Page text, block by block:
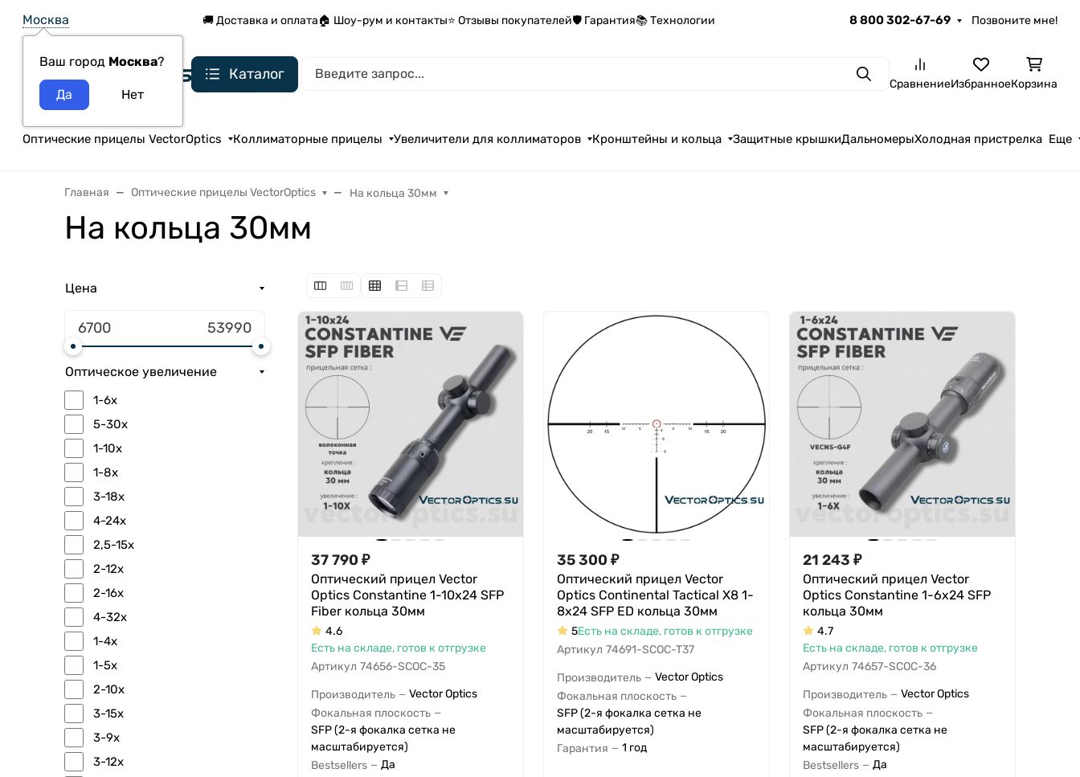
Москва
Ваш город Москва?
🚚 Доставка и оплата🏠 Шоу-рум и контакты⭐ Отзывы покупателей🛡️ Гарантия📚 Технологии 8 800 302-67-69 Позвоните мне!
Каталог ПоискСравнениеИзбранноеКорзина
Оптические прицелы VectorOptics Коллиматорные прицелы Увеличители для коллиматоров Кронштейны и кольца Защитные крышкиДальномерыХолодная пристрелка Еще
Главная Оптические прицелы VectorOptics На кольца 30мм
На кольца 30мм
Цена
Оптическое увеличение
1-6x
5-30x
1-10x
1-8x
3-18x
4-24x
2,5-15x
2-12x
2-16x
4-32x
1-4x
1-5x
2-10x
3-15x
3-9x
3-12x
37 790 ₽
Оптический прицел Vector
Optics Constantine 1-10x24 SFP
Fiber кольца 30мм
4.6
Есть на складе, готов к отгрузке
Артикул 74656-SCOC-35
Производитель — Vector Optics
Фокальная плоскость —
SFP (2-я фокалка сетка не
масштабируется)
Bestsellers — Да
35 300 ₽
Оптический прицел Vector
Optics Continental Tactical X8 1-
8x24 SFP ED кольца 30мм
5Есть на складе, готов к отгрузке
Артикул 74691-SCOC-T37
Производитель — Vector Optics
Фокальная плоскость —
SFP (2-я фокалка сетка не
масштабируется)
Гарантия — 1 год
21 243 ₽
Оптический прицел Vector
Optics Constantine 1-6x24 SFP
кольца 30мм
4.7
Есть на складе, готов к отгрузке
Артикул 74657-SCOC-36
Производитель — Vector Optics
Фокальная плоскость —
SFP (2-я фокалка сетка не
масштабируется)
Bestsellers — Да